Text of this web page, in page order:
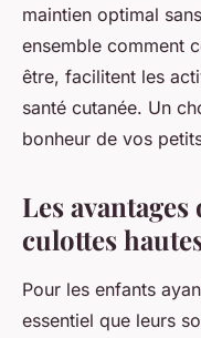
maintien optimal
ensemble comment
être, facilitent les
santé cutanée. Un
bonheur de vos
Les
culottes
Pour les enfants
essentiel que leurs